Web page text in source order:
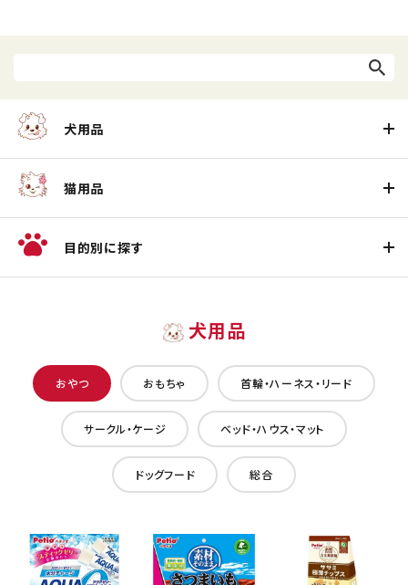
犬用品
猫用品
目的別に探す
犬用品
おやつ おもちゃ 首輪・ハーネス・リード
サークル・ケージ ベッド・ハウス・マット
ドッグフード 総合